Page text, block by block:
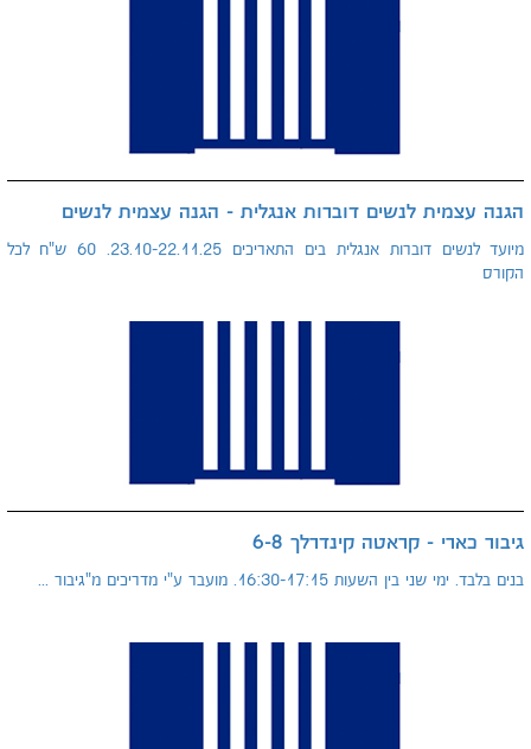
הגנה עצמית לנשים דוברות אנגלית - הגנה עצמית לנשים
מיועד לנשים דוברות אנגלית בים התאריכים 23.10-22.11.25. 60 ש"ח לכל
הקורס
גיבור כארי - קראטה קינדרלך 6-8
בנים בלבד. ימי שני בין השעות 16:30-17:15. מועבר ע"י מדריכים מ"גיבור ...